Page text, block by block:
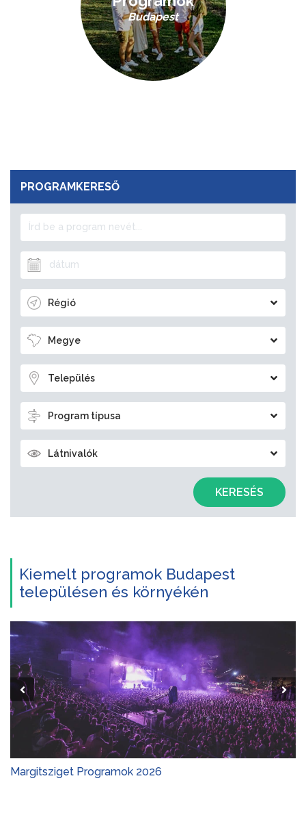
Budapest
PROGRAMKERESŐ
Régió
Megye
Település
Program típusa
Látnivalók
KERESÉS
Kiemelt programok Budapest
településen és környékén
Margitsziget Programok 2026